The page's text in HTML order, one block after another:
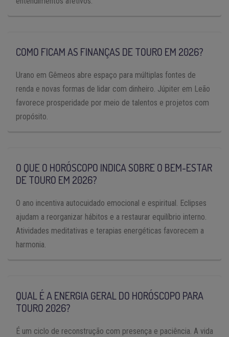
COMO FICAM AS FINANÇAS DE TOURO EM 2026?
Urano em Gêmeos abre espaço para múltiplas fontes de
renda e novas formas de lidar com dinheiro. Júpiter em Leão
favorece prosperidade por meio de talentos e projetos com
propósito.
O QUE O HORÓSCOPO INDICA SOBRE O BEM-ESTAR
DE TOURO EM 2026?
O ano incentiva autocuidado emocional e espiritual. Eclipses
ajudam a reorganizar hábitos e a restaurar equilíbrio interno.
Atividades meditativas e terapias energéticas favorecem a
harmonia.
QUAL É A ENERGIA GERAL DO HORÓSCOPO PARA
TOURO 2026?
É um ciclo de reconstrução com presença e paciência. A vida